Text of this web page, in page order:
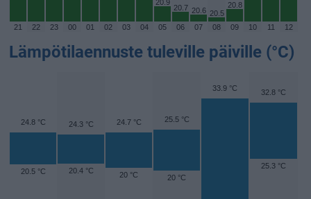
20.9
20.7 20.6 20.5
20.8
21 22 23 00 01 02 03 04 05 06 07 08 09 10 11 12
Lämpötilaennuste tuleville päiville (°C)
24.8 °C
20.5 °C
24.3 °C
20.4 °C
24.7 °C
20 °C
25.5 °C
20 °C
33.9 °C 32.8 °C
25.3 °C